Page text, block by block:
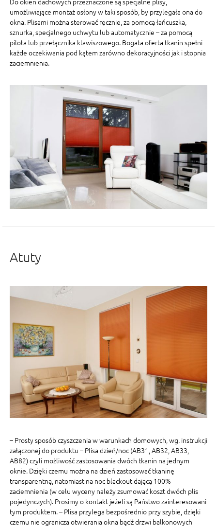
umożliwiające montaż osłony w taki sposób, by przylegała ona do
okna. Plisami można sterować ręcznie, za pomocą łańcuszka,
sznurka, specjalnego uchwytu lub automatycznie – za pomocą
pilota lub przełącznika klawiszowego. Bogata oferta tkanin spełni
każde oczekiwania pod kątem zarówno dekoracyjności jak i stopnia
zaciemnienia.
Atuty
– Prosty sposób czyszczenia w warunkach domowych, wg. instrukcji
załączonej do produktu – Plisa dzień/noc (AB31, AB32, AB33,
AB82) czyli możliwość zastosowania dwóch tkanin na jednym
oknie. Dzięki czemu można na dzień zastosować tkaninę
transparentną, natomiast na noc blackout dającą 100%
zaciemnienia (w celu wyceny należy zsumować koszt dwóch plis
pojedynczych). Prosimy o kontakt jeżeli są Państwo zainteresowani
tym produktem. – Plisa przylega bezpośrednio przy szybie, dzięki
czemu nie ogranicza otwierania okna bądź drzwi balkonowych